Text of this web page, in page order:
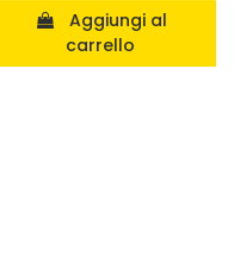
carrello